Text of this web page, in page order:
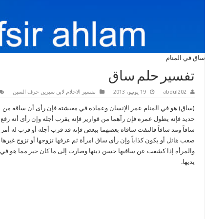
ساق في المنام
تفسير حلم ساق
abdul202 19 يونيو، 2013 تفسير الاحلام لابن سيرين حرف السين
(ساق) هو في المنام عمر الإنسان وعماده في معيشته فإن رأى أن ساقه من
حديد فإنه يطول عمره فإن رآهما من قوارير فإنه يقرب أجله وإن رأى أنه رفع
ساقاً ومد ساقاً فالتفت ساقاه بعضهما ببعض فإنه قد قرب أجله أو قرب له أمر
صعب هائل أو يكون كذاباً وإن رأى ساق امرأة ثم عرفها تزوجها أو تزوج غيرها
والمرأة إذا كشفت عن ساقيها حسن دينها وصارت إلى ما كان خير مما هو في
يديها.